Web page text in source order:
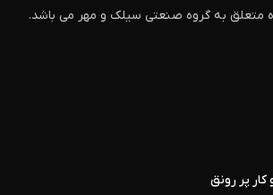
متعلق به گروه صنعتی سیلک و مهر می باشد.
پر رونق